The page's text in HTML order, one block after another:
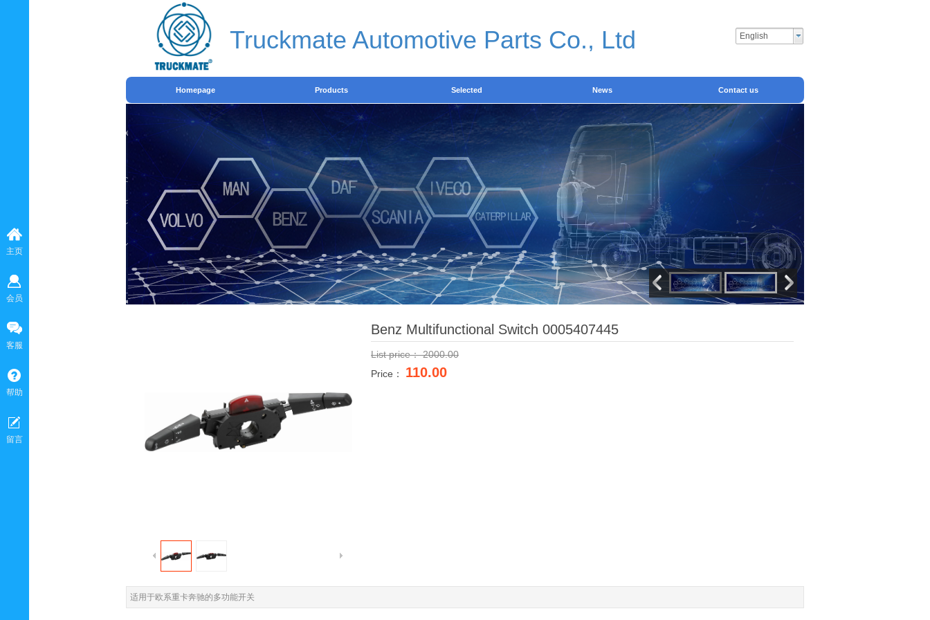
Homepage Products Selected News Contact us
English
Truckmate Automotive Parts Co., Ltd
Benz Multifunctional Switch 0005407445
List price：2000.00
Price： 110.00
适用于欧系重卡奔驰的多功能开关
主页
会员
客服
帮助
留言